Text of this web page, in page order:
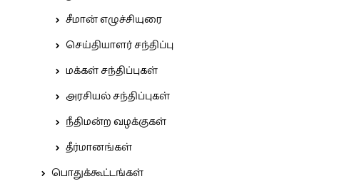
சீமான் எழுச்சியுரை
செய்தியாளர் சந்திப்பு
மக்கள் சந்திப்புகள்
அரசியல் சந்திப்புகள்
நீதிமன்ற வழக்குகள்
தீர்மானங்கள்
பொதுக்கூட்டங்கள்